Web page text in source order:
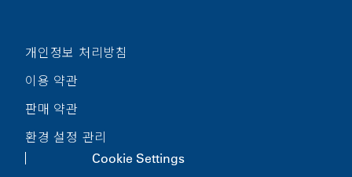
개인정보 처리방침
이용 약관
판매 약관
환경 설정 관리
Cookie Settings